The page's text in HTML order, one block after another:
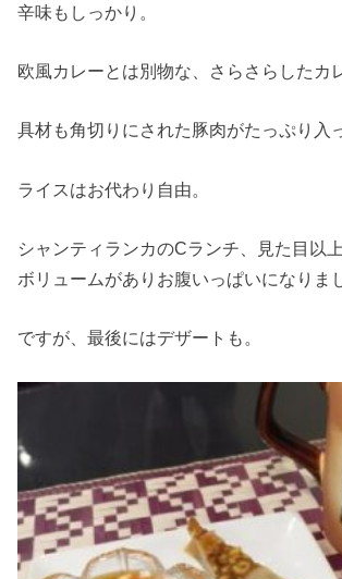
辛味もしっかり。
欧風カレーとは別物な、さらさらしたカ
具材も角切りにされた豚肉がたっぷり入
ライスはお代わり自由。
シャンティランカのCランチ、見た目以
ボリュームがありお腹いっぱいになりま
ですが、最後にはデザートも。